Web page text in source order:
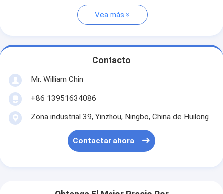
Vea más
Contacto
Mr. William Chin
+86 13951634086
Zona industrial 39, Yinzhou, Ningbo, China de Huilong
Contactar ahora